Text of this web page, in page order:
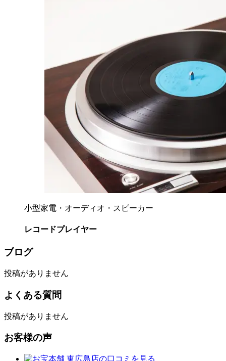
小型家電・オーディオ・スピーカー
レコードプレイヤー
ブログ
投稿がありません
よくある質問
投稿がありません
お客様の声